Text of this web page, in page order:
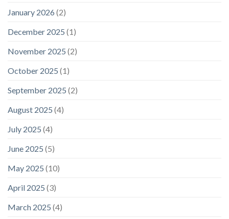
January 2026 (2)
December 2025 (1)
November 2025 (2)
October 2025 (1)
September 2025 (2)
August 2025 (4)
July 2025 (4)
June 2025 (5)
May 2025 (10)
April 2025 (3)
March 2025 (4)